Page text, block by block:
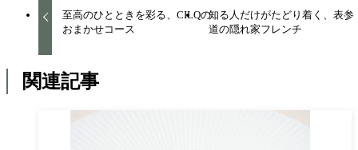
至高のひとときを彩る、CILQの
おまかせコース
知る人だけがたどり着く、表参
道の隠れ家フレンチ
関連記事